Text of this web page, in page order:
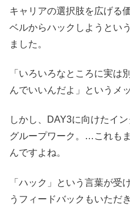
キャリアの選択肢を広げる
ベルからハックしようとい
ました。
「いろいろなところに実は
んでいいんだよ」というメ
しかし、DAY3に向けたイ
グループワーク。…これも
んですよね。
「ハック」という言葉が受
うフィードバックもいただ